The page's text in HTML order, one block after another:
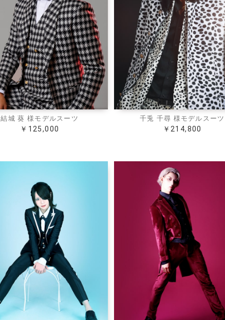
結城 葵 様モデルスーツ
￥125,000
千兎 千尋 様モデルスーツ
￥214,800
お買い物を続ける カートへ進む